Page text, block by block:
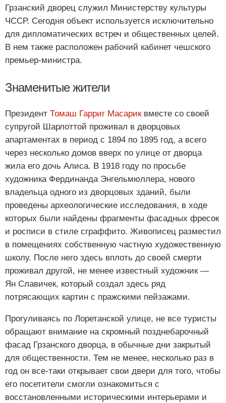
Грзанский дворец служил Министерству культуры
ЧССР. Сегодня объект используется исключительно
для дипломатических встреч и общественных целей.
В нем также расположен рабочий кабинет чешского
премьер-министра.
Знаменитые жители
Президент Томаш Гарриг Масариквместе со своей
супругой Шарлоттой проживал в дворцовых
апартаментах в период с 1894 по 1895 год, а всего
через несколько домов вверх по улице от дворца
жила его дочь Алиса. В 1918 году по просьбе
художника Фердинанда Энгельмюллера, нового
владельца одного из дворцовых зданий, были
проведены археологические исследования, в ходе
которых были найдены фрагменты фасадных фресок
и росписи в стиле сграффито. Живописец разместил
в помещениях собственную частную художественную
школу. После него здесь вплоть до своей смерти
проживал другой, не менее известный художник —
Ян Славичек, который создал здесь ряд
потрясающих картин с пражскими пейзажами.
Прогуливаясь по Лоретанской улице, не все туристы
обращают внимание на скромный позднебарочный
фасад Грзанского дворца, в обычные дни закрытый
для общественности. Тем не менее, несколько раз в
год он все-таки открывает свои двери для того, чтобы
его посетители смогли ознакомиться с
восстановленными историческими интерьерами и